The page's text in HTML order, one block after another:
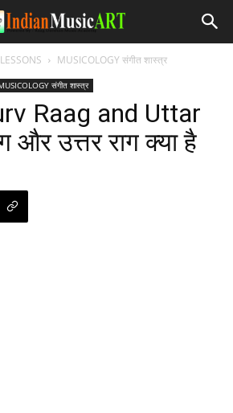
MUSICOLOGY संगीत शास्त्र
संगीत शास्त्र
Raag and Uttar
और उत्तर राग क्या है